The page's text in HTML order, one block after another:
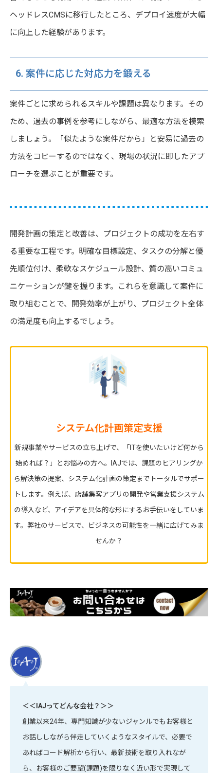
ヘッドレスCMSに移行したところ、デプロイ速度が大幅
に向上した経験があります。
6. 案件に応じた対応力を鍛える
案件ごとに求められるスキルや課題は異なります。その
ため、過去の事例を参考にしながら、最適な方法を模索
しましょう。「似たような案件だから」と安易に過去の
方法をコピーするのではなく、現場の状況に即したアプ
ローチを選ぶことが重要です。
開発計画の策定と改善は、プロジェクトの成功を左右す
る重要な工程です。明確な目標設定、タスクの分解と優
先順位付け、柔軟なスケジュール設計、質の高いコミュ
ニケーションが鍵を握ります。これらを意識して案件に
取り組むことで、開発効率が上がり、プロジェクト全体
の満足度も向上するでしょう。
システム化計画策定支援
新規事業やサービスの立ち上げで、「ITを使いたいけど何から
始めれば？」とお悩みの方へ。IAJでは、課題のヒアリングか
ら解決策の提案、システム化計画の策定までトータルでサポー
トします。例えば、店舗集客アプリの開発や営業支援システム
の導入など、アイデアを具体的な形にするお手伝いをしていま
す。弊社のサービスで、ビジネスの可能性を一緒に広げてみま
せんか？
＜＜IAJってどんな会社？＞＞
創業以来24年、専門知識が少ないジャンルでもお客様と
お話ししながら伴走していくようなスタイルで、必要で
あればコード解析から行い、最新技術を取り入れなが
ら、お客様のご要望(課題)を限りなく近い形で実現して